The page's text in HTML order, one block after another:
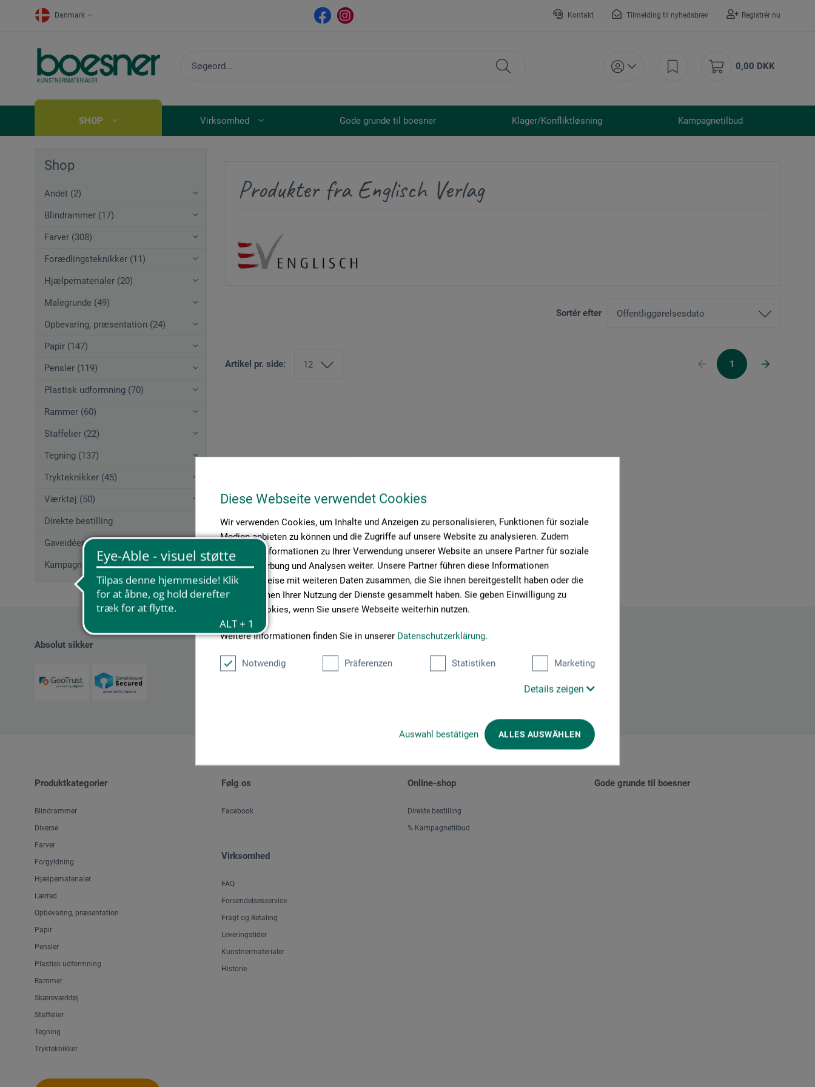
Diese Webseite verwendet Cookies
Wir verwenden Cookies, um Inhalte und Anzeigen zu personalisieren, Funktionen für soziale
Medien anbieten zu können und die Zugriffe auf unsere Website zu analysieren. Zudem
geben wir Informationen zu Ihrer Verwendung unserer Website an unsere Partner für soziale
Medien, Werbung und Analysen weiter. Unsere Partner führen diese Informationen
möglicherweise mit weiteren Daten zusammen, die Sie ihnen bereitgestellt haben oder die
sie im Rahmen Ihrer Nutzung der Dienste gesammelt haben. Sie geben Einwilligung zu
unseren Cookies, wenn Sie unsere Webseite weiterhin nutzen.
Weitere Informationen finden Sie in unserer Datenschutzerklärung.
Notwendig Präferenzen Statistiken Marketing
Details zeigen
Auswahl bestätigen ALLES AUSWÄHLEN
Danmark Kontakt Tilmelding til nyhedsbrev Registrér nu
0,00 DKK
SHOP Virksomhed Gode grunde til boesner Klager/Konfliktløsning Kampagnetilbud
Shop
Andet (2)
Blindrammer (17)
Farver (308)
Forædlingsteknikker (11)
Hjælpematerialer (20)
Malegrunde (49)
Opbevaring, præsentation (24)
Papir (147)
Pensler (119)
Plastisk udformning (70)
Rammer (60)
Staffelier (22)
Tegning (137)
Trykteknikker (45)
Værktøj (50)
Direkte bestilling
Gaveidéer (12)
Kampagnetilbud
Produkter fra Englisch Verlag
Sortér efter
Artikel pr. side: 1
Absolut sikker
Produktkategorier
Blindrammer
Diverse
Farver
Forgyldning
Hjælpematerialer
Lærred
Opbevaring, præsentation
Papir
Pensler
Plastisk udformning
Rammer
Skæreværktøj
Staffelier
Tegning
Trykteknikker
Følg os
Facebook
Virksomhed
FAQ
Forsendelsesservice
Fragt og Betaling
Leveringstider
Kunstnermaterialer
Historie
Online-shop
Direkte bestilling
% Kampagnetilbud
Gode grunde til boesner